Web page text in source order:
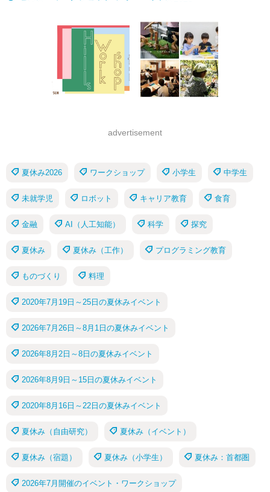
advertisement
夏休み2026 ワークショップ 小学生 中学生
未就学児 ロボット キャリア教育 食育
金融 AI（人工知能） 科学 探究
夏休み 夏休み（工作） プログラミング教育
ものづくり 料理
2020年7月19日～25日の夏休みイベント
2026年7月26日～8月1日の夏休みイベント
2026年8月2日～8日の夏休みイベント
2026年8月9日～15日の夏休みイベント
2020年8月16日～22日の夏休みイベント
夏休み（自由研究） 夏休み（イベント）
夏休み（宿題） 夏休み（小学生） 夏休み：首都圏
2026年7月開催のイベント・ワークショップ